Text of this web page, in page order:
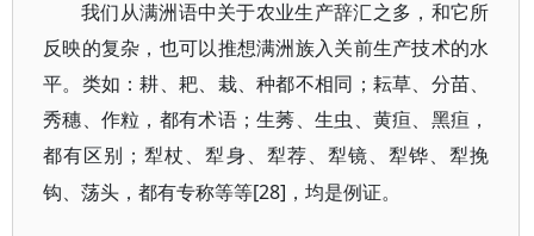
我们从满洲语中关于农业生产辞汇之多，和它所
反映的复杂，也可以推想满洲族入关前生产技术的水
平。类如：耕、耙、栽、种都不相同；耘草、分苗、
秀穗、作粒，都有术语；生莠、生虫、黄疸、黑疸，
都有区别；犁杖、犁身、犁荐、犁镜、犁铧、犁挽
钩、荡头，都有专称等等[28]，均是例证。